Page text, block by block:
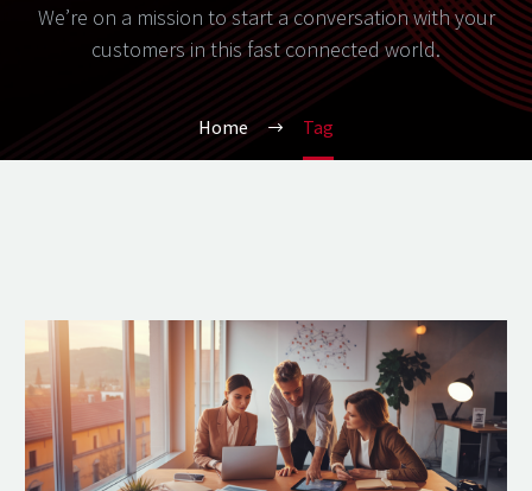
We’re on a mission to start a conversation with your
customers in this fast connected world.
Home Tag